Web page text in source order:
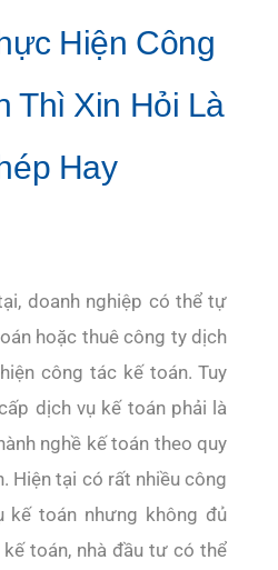
Hiện Công
Thì Xin Hỏi Là
Hay
doanh nghiệp có thể tự
hoặc thuê công ty dịch
công tác kế toán. Tuy
dịch vụ kế toán phải là
nghề kế toán theo quy
Hiện tại có rất nhiều công
kế toán nhưng không đủ
toán, nhà đầu tư có thể